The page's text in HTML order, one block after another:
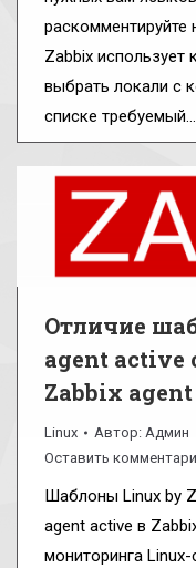
Zabbix использует
выбрать локали с
списке требуемый…
Отличие
agent active
Zabbix agent
Linux Автор: Админ
Оставить
Шаблоны Linux by
agent active в
мониторинга